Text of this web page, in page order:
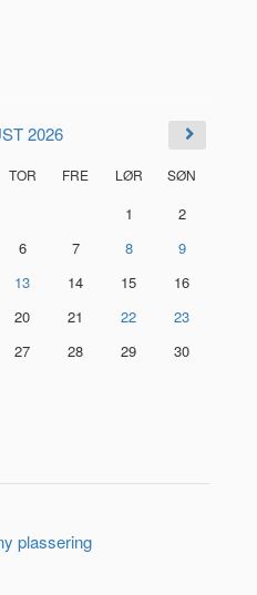
2026
TOR FRE LØR SØN
1
2
6 7 8
9
13 14 15
16
20 21 22
23
27 28 29
30
plassering